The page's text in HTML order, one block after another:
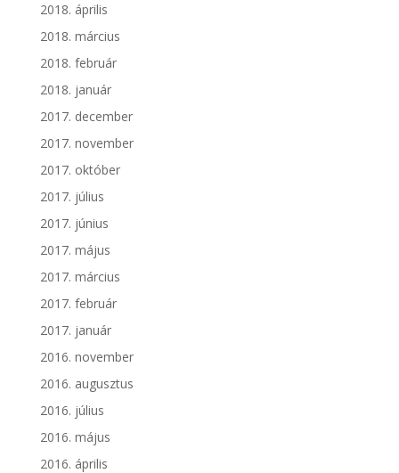
2018. április
2018. március
2018. február
2018. január
2017. december
2017. november
2017. október
2017. július
2017. június
2017. május
2017. március
2017. február
2017. január
2016. november
2016. augusztus
2016. július
2016. május
2016. április